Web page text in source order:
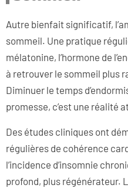
Autre bienfait significatif,
sommeil. Une pratique
mélatonine, l’hormone de
à retrouver le sommeil plus
Diminuer le temps
promesse, c’est une réalité
Des études cliniques ont
régulières de cohérence
l’incidence d’insomnie
profond, plus régénérateur.